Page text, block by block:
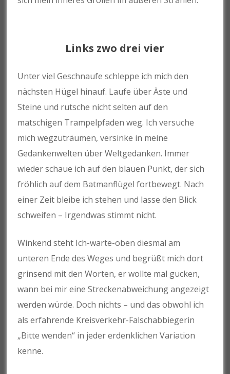
Links zwo drei vier
Unter viel Geschnaufe schleppe ich mich den
nächsten Hügel hinauf. Laufe über Äste und
Steine und rutsche nicht selten auf den
matschigen Trampelpfaden weg. Ich versuche
mich wegzuträumen, versinke in meine
Gedankenwelten über Weltgedanken. Immer
wieder schaue ich auf den blauen Punkt, der sich
fröhlich auf dem Batmanflügel fortbewegt. Nach
einer Zeit bleibe ich stehen und lasse den Blick
schweifen – Irgendwas stimmt nicht.
Winkend steht Ich-warte-oben diesmal am
unteren Ende des Weges und begrüßt mich dort
grinsend mit den Worten, er wollte mal gucken,
wann bei mir eine Streckenabweichung angezeigt
werden würde. Doch nichts – und das obwohl ich
als erfahrende Kreisverkehr-Falschabbiegerin
„Bitte wenden“ in jeder erdenklichen Variation
kenne.